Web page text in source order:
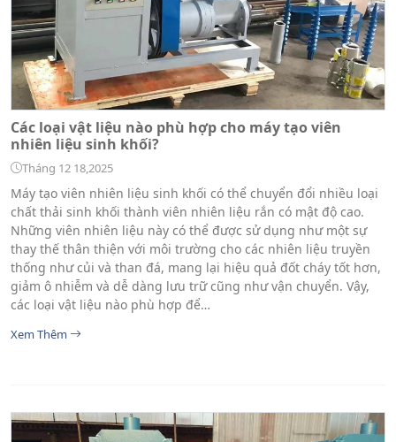
Các loại vật liệu nào phù hợp cho máy tạo viên
nhiên liệu sinh khối?
Tháng 12 18,2025
Máy tạo viên nhiên liệu sinh khối có thể chuyển đổi nhiều loại
chất thải sinh khối thành viên nhiên liệu rắn có mật độ cao.
Những viên nhiên liệu này có thể được sử dụng như một sự
thay thế thân thiện với môi trường cho các nhiên liệu truyền
thống như củi và than đá, mang lại hiệu quả đốt cháy tốt hơn,
giảm ô nhiễm và dễ dàng lưu trữ cũng như vận chuyển. Vậy,
các loại vật liệu nào phù hợp để…
Xem Thêm